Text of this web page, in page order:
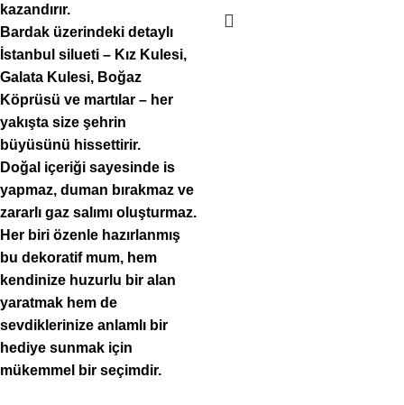
kazandırır.
Bardak üzerindeki detaylı
İstanbul silueti – Kız Kulesi,
Galata Kulesi, Boğaz
Köprüsü ve martılar – her
yakışta size şehrin
büyüsünü hissettirir.
Doğal içeriği sayesinde is
yapmaz, duman bırakmaz ve
zararlı gaz salımı oluşturmaz.
Her biri özenle hazırlanmış
bu dekoratif mum, hem
kendinize huzurlu bir alan
yaratmak hem de
sevdiklerinize anlamlı bir
hediye sunmak için
mükemmel bir seçimdir.